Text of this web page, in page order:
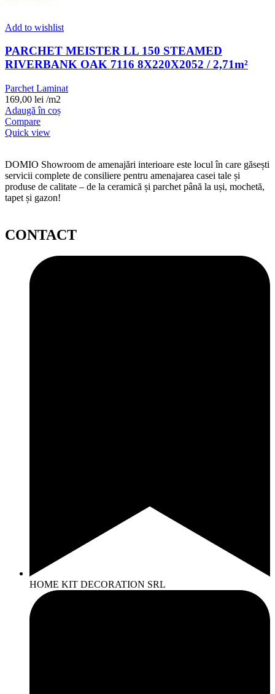
Add to wishlist
PARCHET MEISTER LL 150 STEAMED
RIVERBANK OAK 7116 8X220X2052 / 2,71m²
Parchet Laminat
169,00 lei /m2
Adaugă în coș
Compare
Quick view
DOMIO Showroom de amenajări interioare este locul în care găsești
servicii complete de consiliere pentru amenajarea casei tale și
produse de calitate – de la ceramică și parchet până la uși, mochetă,
tapet și gazon!
CONTACT
HOME KIT DECORATION SRL